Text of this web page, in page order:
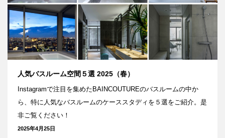
人気バスルーム空間５選 2025（春）
Instagramで注目を集めたBAINCOUTUREのバスルームの中か
ら、特に人気なバスルームのケーススタディを５選をご紹介。是
非ご覧ください！
2025年4月25日